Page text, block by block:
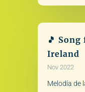
🎵
Ireland
Nov 2022
Melodía de